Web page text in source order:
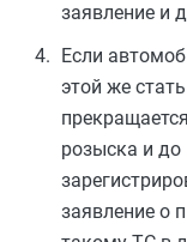
заявление и
Если
этой же
розыска и
заявление о